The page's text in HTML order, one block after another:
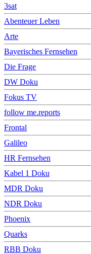
3sat
Abenteuer Leben
Arte
Bayerisches Fernsehen
Die Frage
DW Doku
Fokus TV
follow me.reports
Frontal
Galileo
HR Fernsehen
Kabel 1 Doku
MDR Doku
NDR Doku
Phoenix
Quarks
RBB Doku